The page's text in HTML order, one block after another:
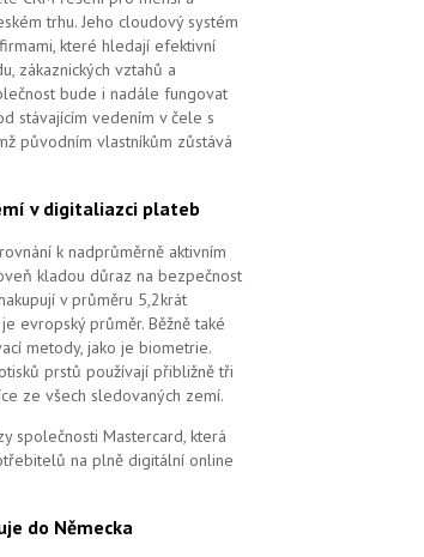
trhu. Jeho cloudový systém
které hledají efektivní
zákaznických vztahů a
bude i nadále fungovat
stávajícím vedením v čele s
původním vlastníkům zůstává
v digitaliazci plateb
k nadprůměrně aktivním
kladou důraz na bezpečnost
v průměru 5,2krát
evropský průměr. Běžně také
metody, jako je biometrie.
prstů používají přibližně tři
ze všech sledovaných zemí.
společnosti Mastercard, která
na plně digitální online
do Německa